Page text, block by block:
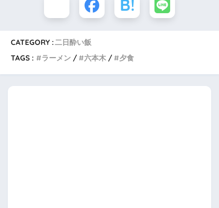
CATEGORY :二日酔い飯
TAGS :
ラーメン 六本木 夕食